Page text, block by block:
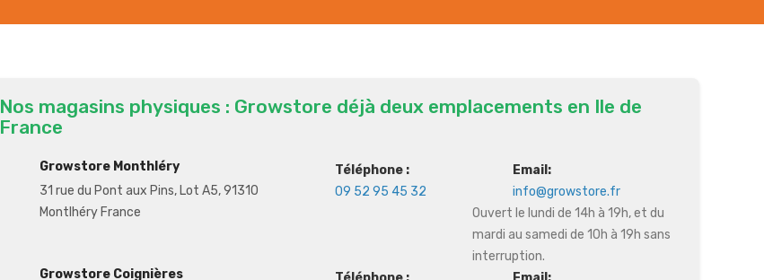
Nos magasins physiques : Growstore déjà deux emplacements en Ile de
France
Growstore Monthléry
31 rue du Pont aux Pins, Lot A5, 91310
Montlhéry France
Téléphone :
09 52 95 45 32
Email:
info@growstore.fr
Ouvert le lundi de 14h à 19h, et du
mardi au samedi de 10h à 19h sans
interruption.
Growstore Coignières